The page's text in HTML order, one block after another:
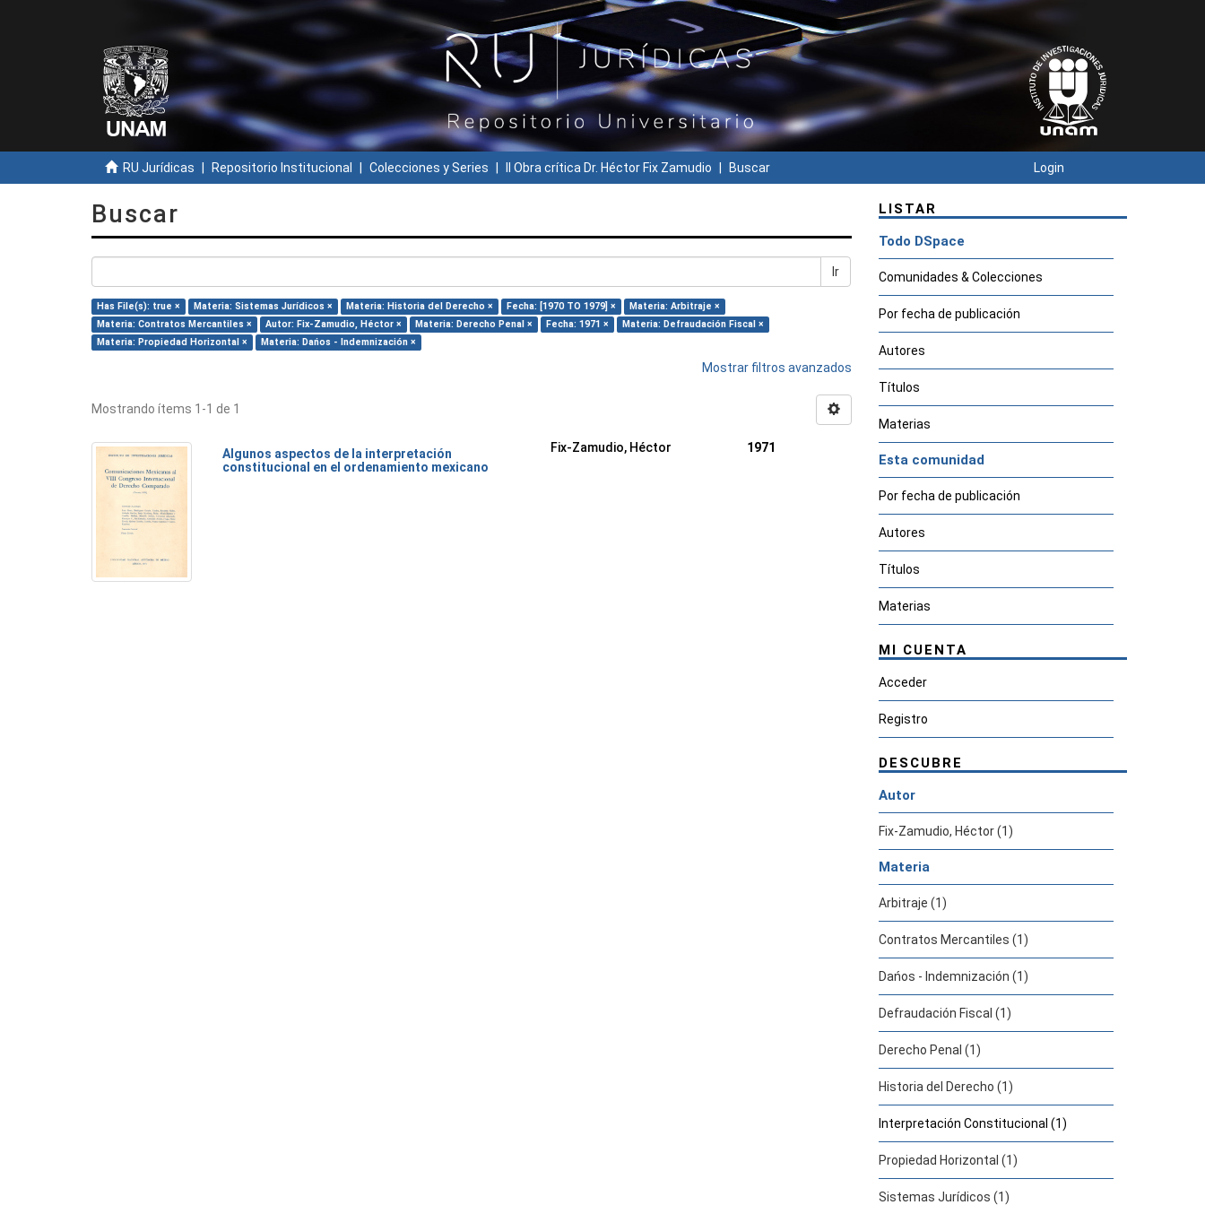
RU Jurídicas Repositorio Institucional Colecciones y Series II Obra crítica Dr. Héctor Fix Zamudio Buscar Login
Buscar
Ir
Has File(s): true × Materia: Sistemas Jurídicos × Materia: Historia del Derecho × Fecha: [1970 TO 1979] ×
Materia: Arbitraje ×
Materia: Contratos Mercantiles ×
Autor: Fix-Zamudio, Héctor × Materia: Derecho Penal × Fecha: 1971 ×
Materia: Defraudación Fiscal ×
Materia: Propiedad Horizontal ×
Materia: Dańos - Indemnización ×
Mostrar filtros avanzados
Mostrando ítems 1-1 de 1
Algunos aspectos de la interpretación
constitucional en el ordenamiento mexicano
Fix-Zamudio, Héctor 1971
LISTAR
Todo DSpace
Comunidades & Colecciones
Por fecha de publicación
Autores
Títulos
Materias
Esta comunidad
Por fecha de publicación
Autores
Títulos
Materias
MI CUENTA
Acceder
Registro
DESCUBRE
Autor
Fix-Zamudio, Héctor (1)
Materia
Arbitraje (1)
Contratos Mercantiles (1)
Dańos - Indemnización (1)
Defraudación Fiscal (1)
Derecho Penal (1)
Historia del Derecho (1)
Interpretación Constitucional (1)
Propiedad Horizontal (1)
Sistemas Jurídicos (1)